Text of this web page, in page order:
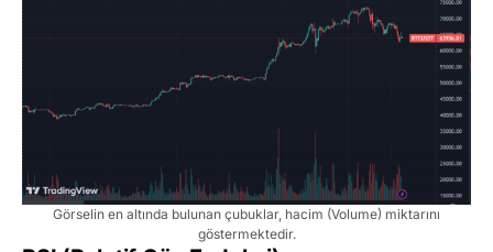
Görselin en altında bulunan çubuklar, hacim (Volume) miktarını
göstermektedir.